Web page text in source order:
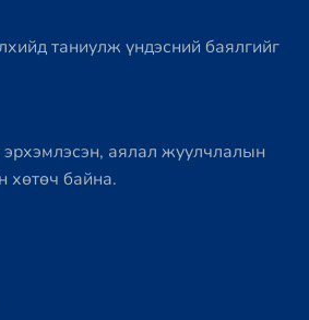
таниулж үндэсний баялгийг
аялал жуулчлалын
хөтөч байна.